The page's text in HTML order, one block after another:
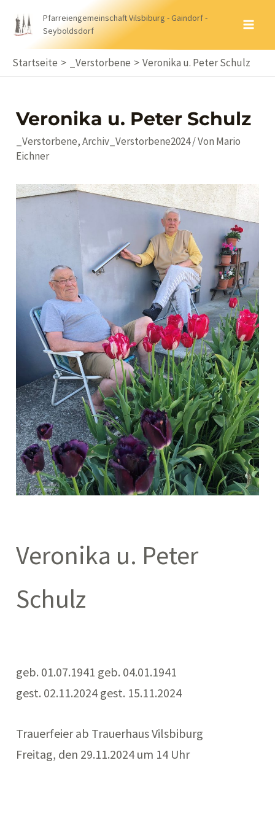
Inhalt
Pfarreiengemeinschaft Vilsbiburg - Gaindorf -
Seyboldsdorf
Startseite _Verstorbene Veronika u. Peter Schulz
Veronika u. Peter Schulz
_Verstorbene,Archiv_Verstorbene2024/ Von Mario
Eichner
Veronika u. Peter
Schulz
geb. 01.07.1941 geb. 04.01.1941
gest. 02.11.2024 gest. 15.11.2024
Trauerfeier ab Trauerhaus Vilsbiburg
Freitag, den 29.11.2024 um 14 Uhr